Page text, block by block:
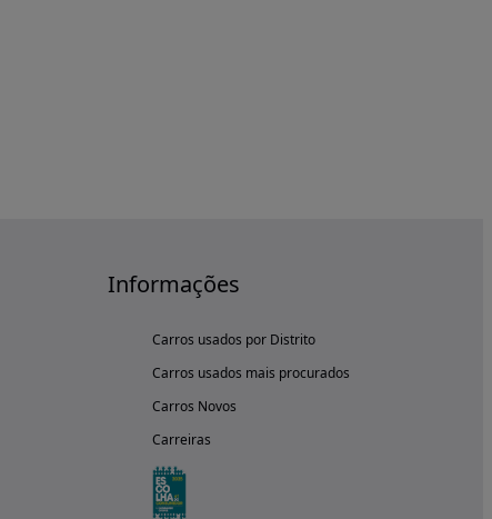
Informações
Carros usados por Distrito
Carros usados mais procurados
Carros Novos
Carreiras